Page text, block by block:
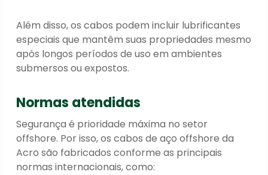
Além disso, os cabos podem incluir lubrificantes
especiais que mantêm suas propriedades mesmo
após longos períodos de uso em ambientes
submersos ou expostos.
Normas atendidas
Segurança é prioridade máxima no setor
offshore. Por isso, os cabos de aço offshore da
Acro são fabricados conforme as principais
normas internacionais, como: